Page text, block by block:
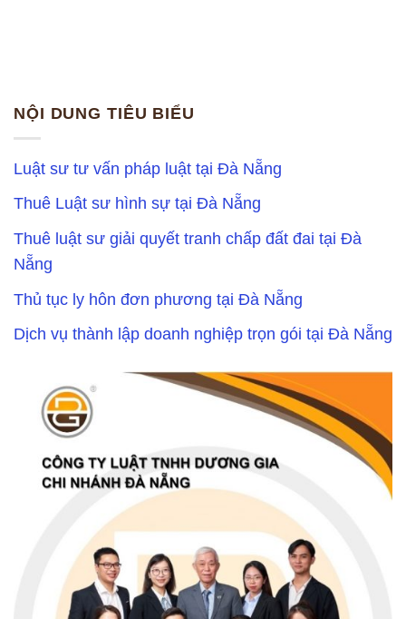
NỘI DUNG TIÊU BIỂU
Luật sư tư vấn pháp luật tại Đà Nẵng
Thuê Luật sư hình sự tại Đà Nẵng
Thuê luật sư giải quyết tranh chấp đất đai tại Đà
Nẵng
Thủ tục ly hôn đơn phương tại Đà Nẵng
Dịch vụ thành lập doanh nghiệp trọn gói tại Đà Nẵng